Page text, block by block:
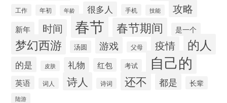
工作 年初 年龄 很多人 手机 技能 攻略
新年 时间 春节 春节期间 是一个
梦幻西游 汤圆 游戏 父母 疫情 的人
的是 皮肤 礼物 红包 考试 自己的
英语 词人 诗人 诗词 还不 都是 长辈
陆游